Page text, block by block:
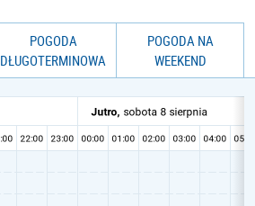
POGODA
DŁUGOTERMINOWA
POGODA NA
WEEKEND